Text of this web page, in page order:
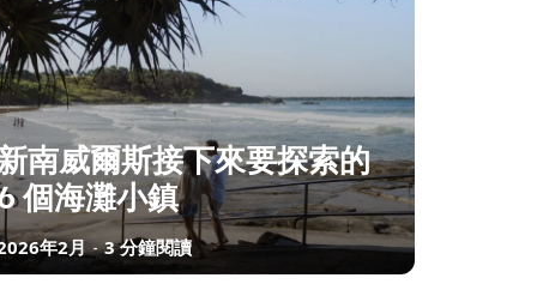
南威爾斯接下來要探索的
個海灘小鎮
年2月 - 3 分鐘閱讀